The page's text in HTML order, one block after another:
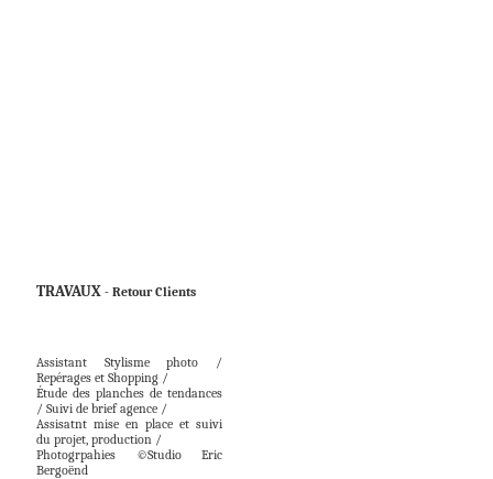
TRAVAUX - Retour Clients
Assistant Stylisme photo /
Repérages et Shopping /
Étude des planches de tendances
/ Suivi de brief agence /
Assisatnt mise en place et suivi
du projet, production /
Photogrpahies ©Studio Eric
Bergoënd